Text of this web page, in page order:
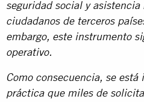
seguridad social y asistencia
ciudadanos de terceros
embargo, este instrumento
operativo.
Como consecuencia, se
práctica que miles de